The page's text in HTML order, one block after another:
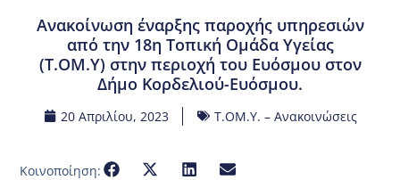
Ανακοίνωση έναρξης παροχής υπηρεσιών
από την 18η Τοπική Ομάδα Υγείας
(Τ.ΟΜ.Υ) στην περιοχή του Ευόσμου στον
Δήμο Κορδελιού-Ευόσμου.
20 Απριλίου, 2023 Τ.ΟΜ.Υ. – Ανακοινώσεις
Κοινοποίηση: